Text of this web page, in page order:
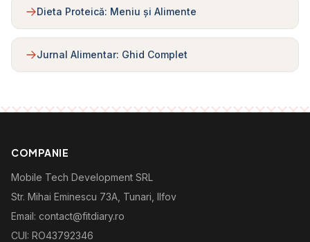
Dieta Proteică: Meniu și Alimente
Jurnal Alimentar: Ghid Complet
COMPANIE
Mobile Tech Development SRL
Str. Mihai Eminescu 73A, Tunari, Ilfov
Email: contact@fitdiary.ro
CUI: RO43792346